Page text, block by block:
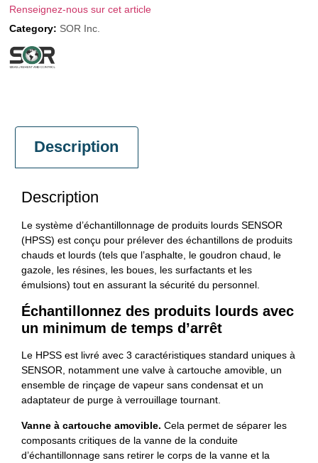
Renseignez-nous sur cet article
Category: SOR Inc.
Description
Description
Le système d’échantillonnage de produits lourds SENSOR
(HPSS) est conçu pour prélever des échantillons de produits
chauds et lourds (tels que l’asphalte, le goudron chaud, le
gazole, les résines, les boues, les surfactants et les
émulsions) tout en assurant la sécurité du personnel.
Échantillonnez des produits lourds avec
un minimum de temps d’arrêt
Le HPSS est livré avec 3 caractéristiques standard uniques à
SENSOR, notamment une valve à cartouche amovible, un
ensemble de rinçage de vapeur sans condensat et un
adaptateur de purge à verrouillage tournant.
Vanne à cartouche amovible. Cela permet de séparer les
composants critiques de la vanne de la conduite
d’échantillonnage sans retirer le corps de la vanne et la